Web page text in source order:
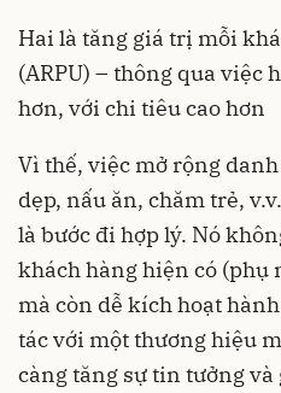
Hai là tăng giá trị mỗi
(ARPU) – thông qua việc
hơn, với chi tiêu cao hơn
Vì thế, việc mở rộng
dẹp, nấu ăn, chăm trẻ,
là bước đi hợp lý. Nó
khách hàng hiện có
mà còn dễ kích hoạt
tác với một thương hiệu
càng tăng sự tin tưởng